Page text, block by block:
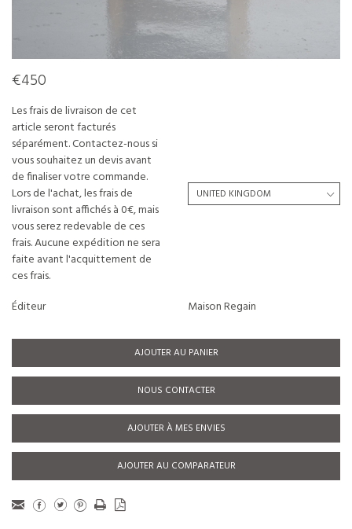
€450
Les frais de livraison de cet
article seront facturés
séparément. Contactez-nous si
vous souhaitez un devis avant
de finaliser votre commande.
Lors de l'achat, les frais de
livraison sont affichés à 0€, mais
vous serez redevable de ces
frais. Aucune expédition ne sera
faite avant l'acquittement de
ces frais.
Éditeur
Maison Regain
AJOUTER AU PANIER
NOUS CONTACTER
AJOUTER À MES ENVIES
AJOUTER AU COMPARATEUR